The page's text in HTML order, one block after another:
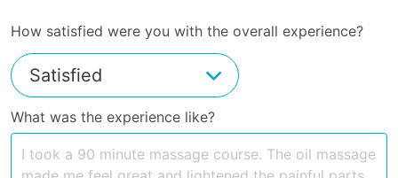
How satisfied were you with the overall experience?
What was the experience like?